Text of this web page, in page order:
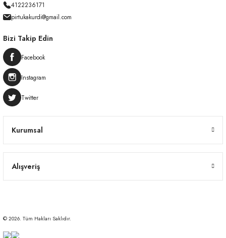
4122236171
pirtukakurdi@gmail.com
Kurumsal
Alışveriş
Bizi Takip Edin
Facebook
Instagram
Twitter
© 2026. Tüm Hakları Saklıdır.